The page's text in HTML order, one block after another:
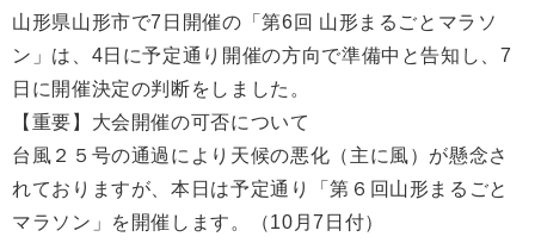
山形県山形市で7日開催の「第6回 山形まるごとマラソ
ン」は、4日に予定通り開催の方向で準備中と告知し、7
日に開催決定の判断をしました。
【重要】大会開催の可否について
台風２５号の通過により天候の悪化（主に風）が懸念さ
れておりますが、本日は予定通り「第６回山形まるごと
マラソン」を開催します。（10月7日付）